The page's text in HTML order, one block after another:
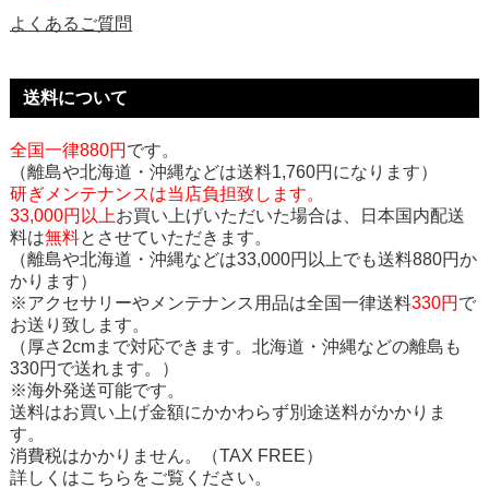
よくあるご質問
送料について
全国一律880円 です。
（離島や北海道・沖縄などは送料1,760円になります）
研ぎメンテナンスは当店負担致します。
33,000円以上お買い上げいただいた場合は、日本国内配送
料は無料とさせていただきます。
（離島や北海道・沖縄などは33,000円以上でも送料880円か
かります）
※アクセサリーやメンテナンス用品は全国一律送料330円 で
お送り致します。
（厚さ2cmまで対応できます。北海道・沖縄などの離島も
330円で送れます。）
※海外発送可能です。
送料はお買い上げ金額にかかわらず別途送料がかかりま
す。
消費税はかかりません。（TAX FREE）
詳しくはこちらをご覧ください。